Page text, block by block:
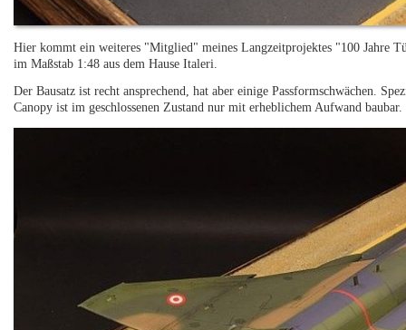
Hier kommt ein weiteres "Mitglied" meines Langzeitprojektes "100 Jahre
im Maßstab 1:48 aus dem Hause Italeri.
Der Bausatz ist recht ansprechend, hat aber einige Passformschwächen.
Canopy ist im geschlossenen Zustand nur mit erheblichem Aufwand